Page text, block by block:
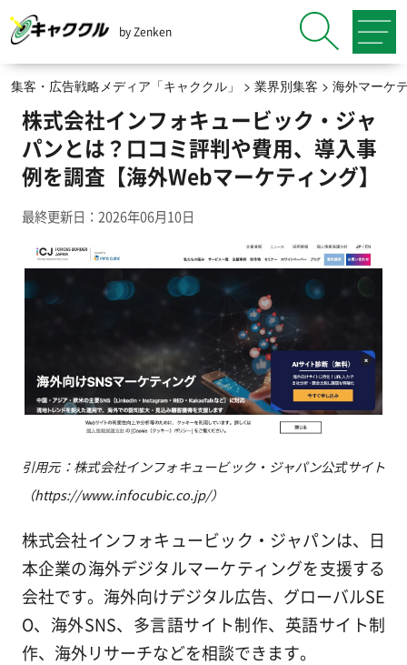
by Zenken
集客・広告戦略メディア「キャククル」 > 業界別集客 > 海外マーケ
株式会社インフォキュービック・ジャ
パンとは？口コミ評判や費用、導入事
例を調査【海外Webマーケティング】
最終更新日：2026年06月10日
引用元：株式会社インフォキュービック・ジャパン公式サイト
（https://www.infocubic.co.jp/）
株式会社インフォキュービック・ジャパンは、日
本企業の海外デジタルマーケティングを支援する
会社です。海外向けデジタル広告、グローバルSE
O、海外SNS、多言語サイト制作、英語サイト制
作、海外リサーチなどを相談できます。